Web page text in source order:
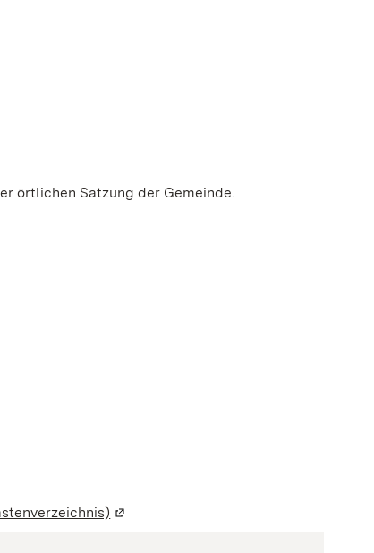
örtlichen Satzung der Gemeinde.
(Wird in einem neuen Fenster geöffnet)